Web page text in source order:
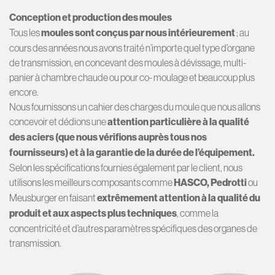
Conception et production des moules
Tous lesmoules sont conçus par nous intérieurement; au
cours des années nous avons traité n’importe quel type d’organe
de transmission, en concevant des moules à dévissage, multi-
panier à chambre chaude ou pour co- moulage et beaucoup plus
encore.
Nous fournissons un cahier des charges du moule que nous allons
concevoir et dédions uneattention particulière à la qualité
des aciers (que nous vérifions auprès tous nos
fournisseurs) et à la garantie de la durée de l’équipement.
Selon les spécifications fournies également par le client, nous
utilisons les meilleurs composants comme HASCO, Pedrottiou
Meusburger en faisantextrêmement attention à la qualité du
produit et aux aspects plus techniques, comme la
concentricité et d’autres paramètres spécifiques des organes de
transmission.